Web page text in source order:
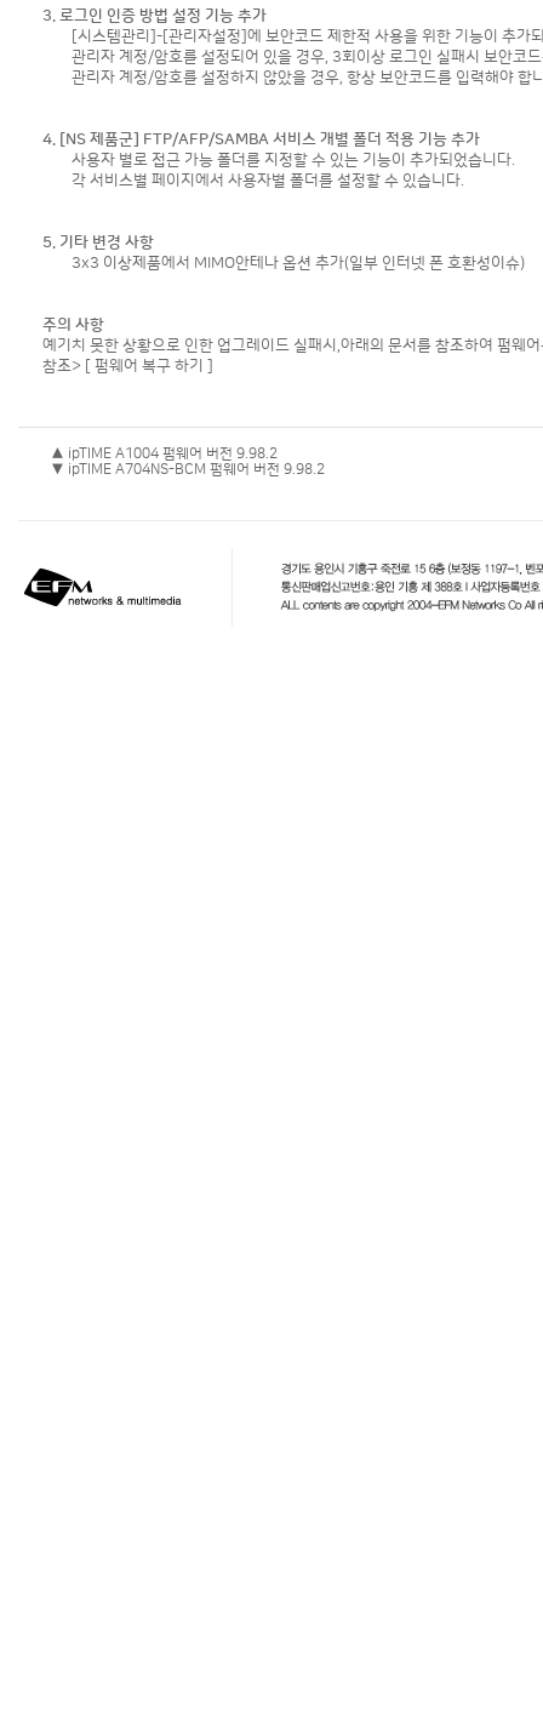
3. 로그인 인증 방법 설정 기능 추가
[시스템관리]-[관리자설정]에 보안코드 제한적 사용을 위한 기능이 추가
관리자 계정/암호를 설정되어 있을 경우, 3회이상 로그인 실패시 보안코드
관리자 계정/암호를 설정하지 않았을 경우, 항상 보안코드를 입력해야 합
4. [NS 제품군] FTP/AFP/SAMBA 서비스 개별 폴더 적용 기능 추가
사용자 별로 접근 가능 폴더를 지정할 수 있는 기능이 추가되었습니다.
각 서비스별 페이지에서 사용자별 폴더를 설정할 수 있습니다.
5. 기타 변경 사항
3x3 이상제품에서 MIMO안테나 옵션 추가(일부 인터넷 폰 호환성이슈)
주의 사항
예기치 못한 상황으로 인한 업그레이드 실패시,아래의 문서를 참조하여 펌웨
참조>
[ 펌웨어 복구 하기 ]
▲ ipTIME A1004 펌웨어 버전 9.98.2
▼ ipTIME A704NS-BCM 펌웨어 버전 9.98.2